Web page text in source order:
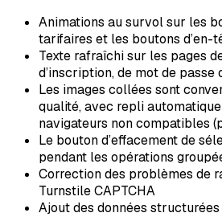
Animations au survol sur les
tarifaires et les boutons d’en-
Texte rafraîchi sur les pages
d’inscription, de mot de passe
Les images collées sont
qualité, avec repli
navigateurs non compatibles
Le bouton d’effacement de
pendant les opérations
Correction des problèmes de
Turnstile CAPTCHA
Ajout des données structurées